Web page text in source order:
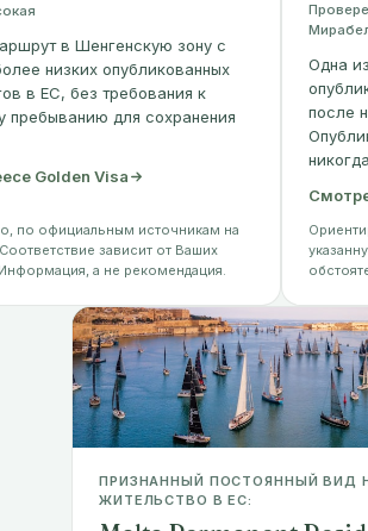
в Шенгенскую зону с
низких опубликованных
в ЕС, без требования к
пребыванию для сохранения
Golden Visa
по официальным источникам на
зависит от Ваших
а не рекомендация.
Одна
после
ПРИЗНАННЫЙ ПОСТОЯННЫЙ ВИД
ЖИТЕЛЬСТВО В ЕС: